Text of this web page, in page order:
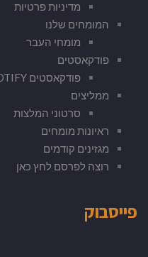
מדיניות פרטיות
המומחים שלנו
מומחי העבר
פודקאסטים
פודקאסטים SPOTIFY
ממליצים
סרטוני המלצות
ראיונות מומחים
מגזינים קודמים
רוצה לפרסם לחץ כאן
פייסבוק